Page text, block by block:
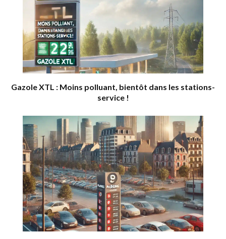
Gazole XTL : Moins polluant, bientôt dans les stations-
service !